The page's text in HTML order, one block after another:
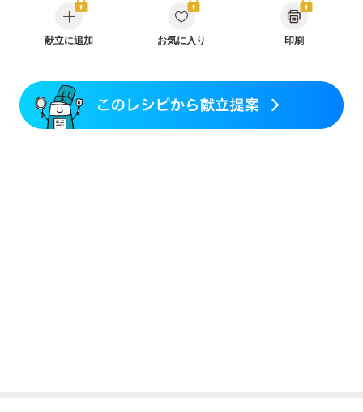
糖尿病性腎症（第１期）
糖尿病性腎症（第２期）
糖尿病性腎症（第３期）
CKD（ステージ１）
CKD（ステージ２）
乳がん（抗がん剤治療中）
飲み込みにくい
産後（混合栄養）
産後（ミルク） 骨折
骨粗しょう症
関節リウマチ
献立に追加 お気に入り 印刷